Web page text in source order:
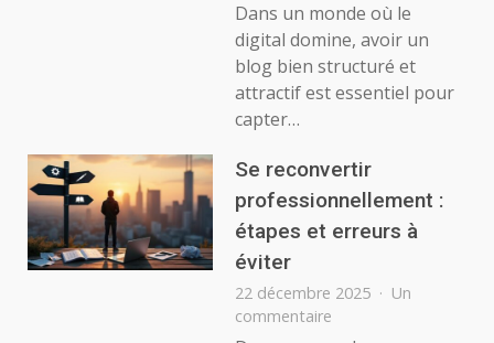
Dans un monde où le
digital domine, avoir un
blog bien structuré et
attractif est essentiel pour
capter…
Se reconvertir
professionnellement :
étapes et erreurs à
éviter
22 décembre 2025
Un
commentaire